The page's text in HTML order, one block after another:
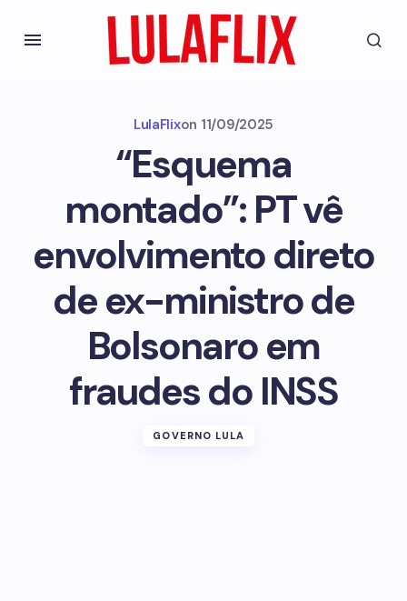
LulaFlixon 11/09/2025
“Esquema
montado”: PT vê
envolvimento direto
de ex-ministro de
Bolsonaro em
fraudes do INSS
GOVERNO LULA